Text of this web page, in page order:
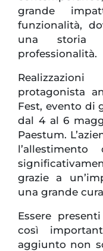
grande
funzionalità,
una storia
professionalità.
protagonista
Fest, evento di
dal 4 al 6
Paestum.
grazie a
una grande
Essere
così
aggiunto non